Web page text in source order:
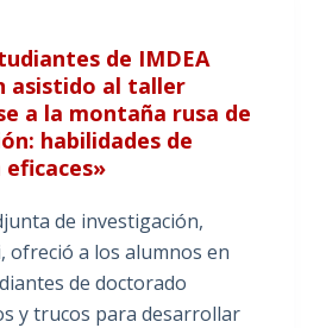
de IMDEA
asistido al taller
a la montaña rusa de
habilidades de
de investigación,
ofreció a los alumnos en
de doctorado
y trucos para desarrollar